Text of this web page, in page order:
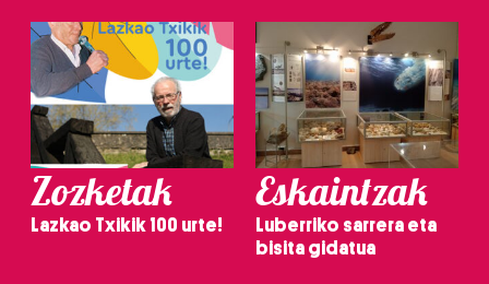
Zozketak
Lazkao Txikik 100 urte!
Eskaintzak
Luberriko sarrera eta
bisita gidatua